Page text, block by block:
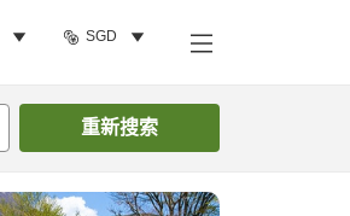
SGD
重新搜索
搜索客房